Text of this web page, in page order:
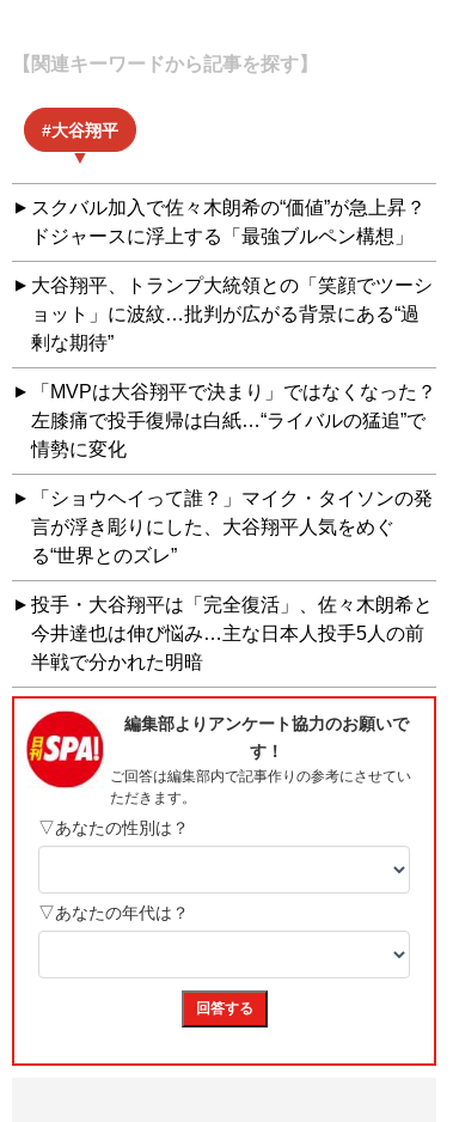
【関連キーワードから記事を探す】
大谷翔平
スクバル加入で佐々木朗希の“価値”が急上昇？
ドジャースに浮上する「最強ブルペン構想」
大谷翔平、トランプ大統領との「笑顔でツーシ
ョット」に波紋…批判が広がる背景にある“過
剰な期待”
「MVPは大谷翔平で決まり」ではなくなった？
左膝痛で投手復帰は白紙…“ライバルの猛追”で
情勢に変化
「ショウヘイって誰？」マイク・タイソンの発
言が浮き彫りにした、大谷翔平人気をめぐ
る“世界とのズレ”
投手・大谷翔平は「完全復活」、佐々木朗希と
今井達也は伸び悩み…主な日本人投手5人の前
半戦で分かれた明暗